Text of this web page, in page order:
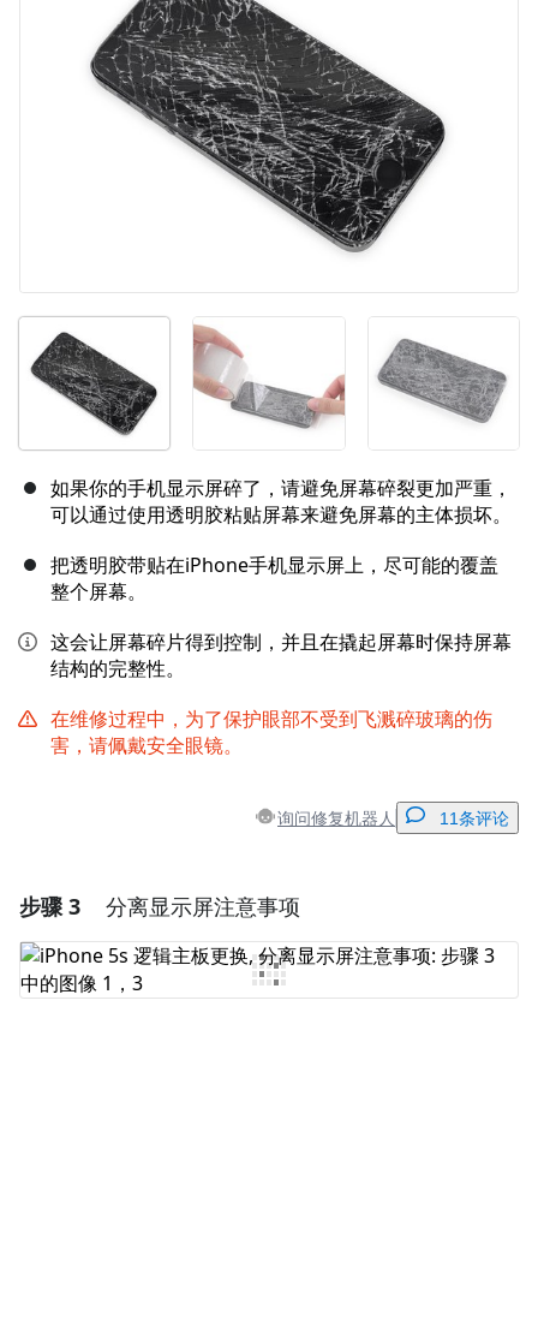
如果你的手机显示屏碎了，请避免屏幕碎裂更加严重，
可以通过使用透明胶粘贴屏幕来避免屏幕的主体损坏。
把透明胶带贴在iPhone手机显示屏上，尽可能的覆盖
整个屏幕。
这会让屏幕碎片得到控制，并且在撬起屏幕时保持屏幕
结构的完整性。
在维修过程中，为了保护眼部不受到飞溅碎玻璃的伤
害，请佩戴安全眼镜。
询问修复机器人 11条评论
添加一条评论
添加评论
步骤 3 分离显示屏注意事项